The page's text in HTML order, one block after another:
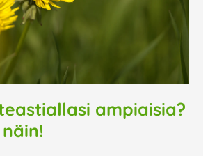
ampiaisia?